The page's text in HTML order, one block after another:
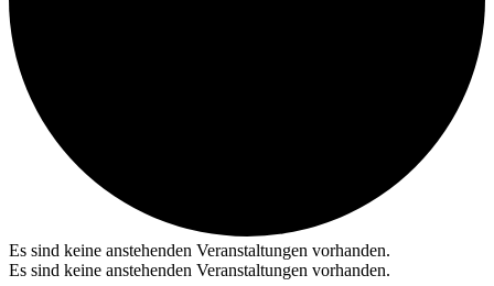
Es sind keine anstehenden Veranstaltungen vorhanden.
Es sind keine anstehenden Veranstaltungen vorhanden.